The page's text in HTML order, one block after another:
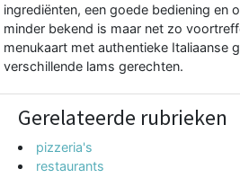
ingrediënten, een goede bediening en
minder bekend is maar net zo
menukaart met authentieke Italiaanse
verschillende lams gerechten.
Gerelateerde rubrieken
pizzeria's
restaurants